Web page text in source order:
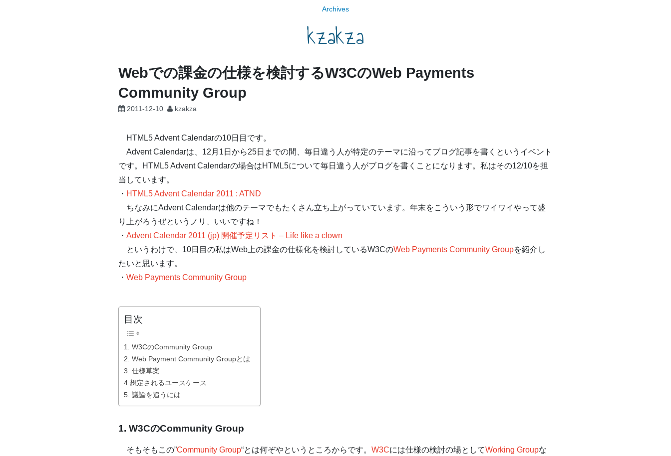
Archives
kzakza
Webでの課金の仕様を検討するW3CのWeb Payments
Community Group
2011-12-10 kzakza
HTML5 Advent Calendarの10日目です。
Advent Calendarは、12月1日から25日までの間、毎日違う人が特定のテーマに沿ってブログ記事を書くというイベント
です。HTML5 Advent Calendarの場合はHTML5について毎日違う人がブログを書くことになります。私はその12/10を担
当しています。
・ HTML5 Advent Calendar 2011 : ATND
ちなみにAdvent Calendarは他のテーマでもたくさん立ち上がっていています。年末をこういう形でワイワイやって盛
り上がろうぜというノリ、いいですね！
・ Advent Calendar 2011 (jp) 開催予定リスト – Life like a clown
というわけで、10日目の私はWeb上の課金の仕様化を検討しているW3CのWeb Payments Community Groupを紹介し
たいと思います。
・ Web Payments Community Group
目次
1. W3CのCommunity Group
2. Web Payment Community Groupとは
3. 仕様草案
4.想定されるユースケース
5. 議論を追うには
1. W3CのCommunity Group
そもそもこの”Community Group“とは何ぞやというところからです。 W3Cには仕様の検討の場としてWorking Groupな